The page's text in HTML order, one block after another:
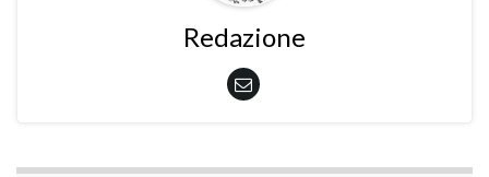
Redazione